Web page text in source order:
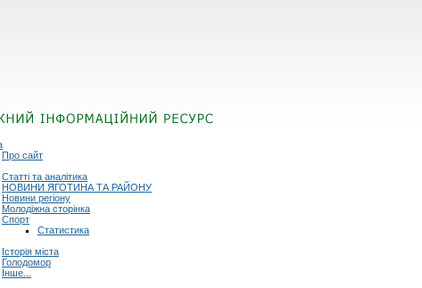
Про сайт
Статті та аналітика
НОВИНИ ЯГОТИНА ТА РАЙОНУ
Новини регіону
Молодіжна сторінка
Спорт
Статистика
Історія міста
Голодомор
Інше...